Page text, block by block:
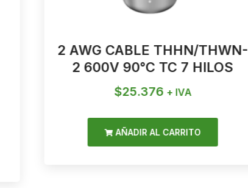
2 AWG CABLE THHN/THWN-
2 600V 90°C TC 7 HILOS
$25.376 + IVA
AÑADIR AL CARRITO